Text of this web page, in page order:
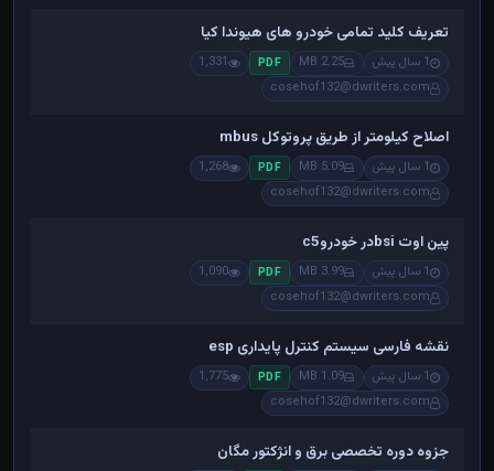
تعریف کلید تمامی خودرو های هیوندا کیا
1 سال پیش 2.25 MB
PDF
1,331
cosehof132@dwriters.com
اصلاح کیلومتر از طریق پروتوکل mbus
1 سال پیش 5.09 MB
PDF
1,268
cosehof132@dwriters.com
پین اوت bsiدر خودروc5
1 سال پیش 3.99 MB
PDF
1,090
cosehof132@dwriters.com
نقشه فارسی سیستم کنترل پایداری esp
1 سال پیش 1.09 MB
PDF
1,775
cosehof132@dwriters.com
جزوه دوره تخصصی برق و انژکتور مگان